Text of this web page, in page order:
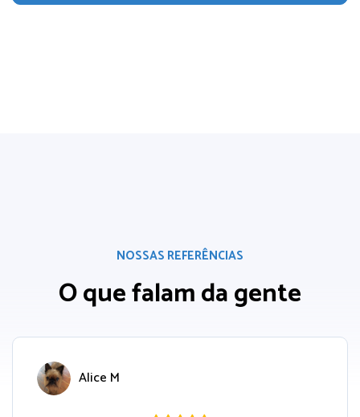
NOSSAS REFERÊNCIAS
O que falam da gente
Alice M